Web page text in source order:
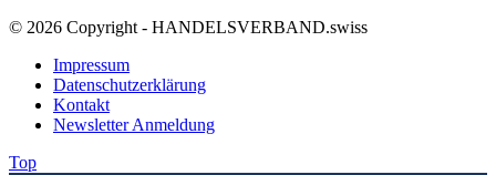
© 2026 Copyright - HANDELSVERBAND.swiss
Impressum
Datenschutzerklärung
Kontakt
Newsletter Anmeldung
Top